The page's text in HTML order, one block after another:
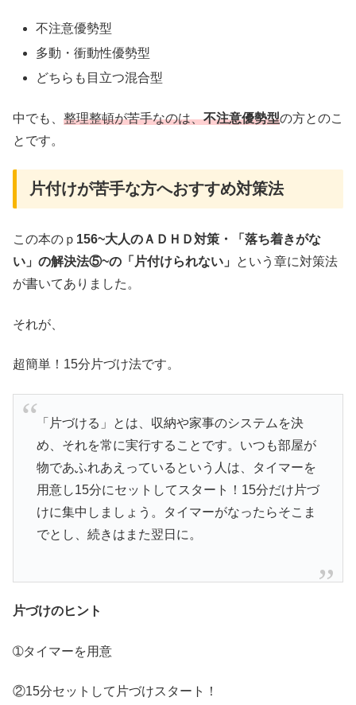
不注意優勢型
多動・衝動性優勢型
どちらも目立つ混合型
中でも、 整理整頓が苦手なのは、不注意優勢型の方とのこ
とです。
片付けが苦手な方へおすすめ対策法
この本のｐ 156~大人のＡＤＨＤ対策・「落ち着きがな
い」の解決法⑤~の「片付けられない」
という章に対策法
が書いてありました。
それが、
超簡単！15分片づけ法です。
「片づける」とは、収納や家事のシステムを決
め、それを常に実行することです。いつも部屋が
物であふれあえっているという人は、タイマーを
用意し15分にセットしてスタート！15分だけ片づ
けに集中しましょう。タイマーがなったらそこま
でとし、続きはまた翌日に。
片づけのヒント
➀タイマーを用意
②15分セットして片づけスタート！